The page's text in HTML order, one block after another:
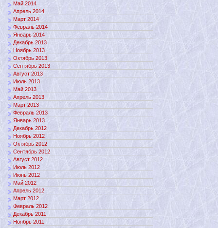
Май 2014
Апрель 2014
Март 2014
Февраль 2014
Январь 2014
Декабрь 2013
Ноябрь 2013
Октябрь 2013
Сентябрь 2013
Август 2013
Июль 2013
Май 2013
Апрель 2013
Март 2013
Февраль 2013
Январь 2013
Декабрь 2012
Ноябрь 2012
Октябрь 2012
Сентябрь 2012
Август 2012
Июль 2012
Июнь 2012
Май 2012
Апрель 2012
Март 2012
Февраль 2012
Декабрь 2011
Ноябрь 2011